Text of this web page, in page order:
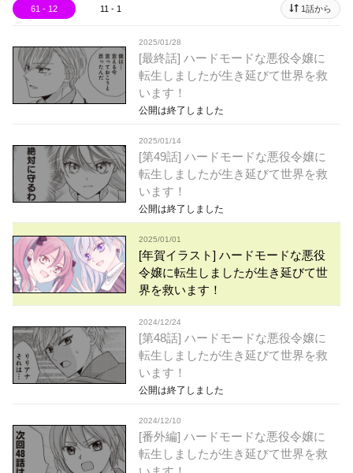
61 - 12 11 - 1 1話から
2025/01/28
[最終話] ハードモードな悪役令嬢に
転生しましたが生き延びて世界を救
います！
公開は終了しました
2025/01/14
[第49話] ハードモードな悪役令嬢に
転生しましたが生き延びて世界を救
います！
公開は終了しました
2025/01/01
[年賀イラスト] ハードモードな悪役
令嬢に転生しましたが生き延びて世
界を救います！
2024/12/24
[第48話] ハードモードな悪役令嬢に
転生しましたが生き延びて世界を救
います！
公開は終了しました
2024/12/10
[番外編] ハードモードな悪役令嬢に
転生しましたが生き延びて世界を救